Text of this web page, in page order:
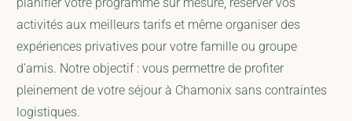
planifier votre programme sur mesure, réserver vos
activités aux meilleurs tarifs et même organiser des
expériences privatives pour votre famille ou groupe
d'amis. Notre objectif : vous permettre de profiter
pleinement de votre séjour à Chamonix sans contraintes
logistiques.